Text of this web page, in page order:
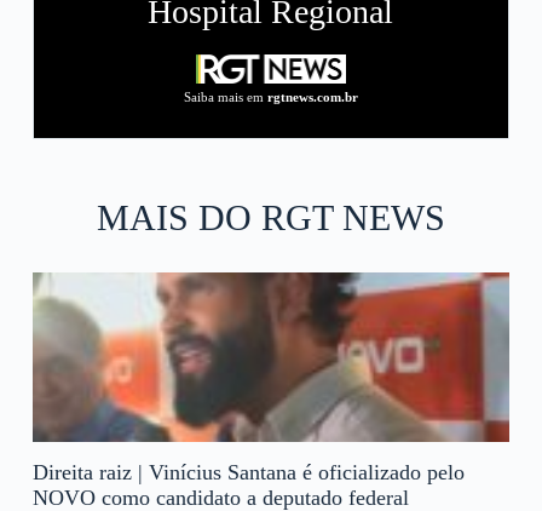
Hospital Regional
Saiba mais em rgtnews.com.br
MAIS DO RGT NEWS
Direita raiz | Vinícius Santana é oficializado pelo
NOVO como candidato a deputado federal